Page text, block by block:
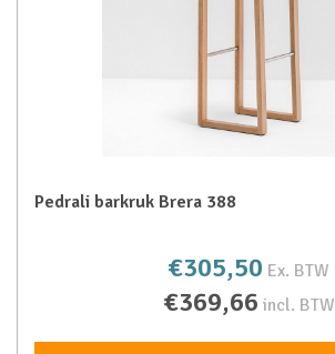
Pedrali barkruk Brera 388
€305,50 Ex. BTW
€369,66 incl. BTW